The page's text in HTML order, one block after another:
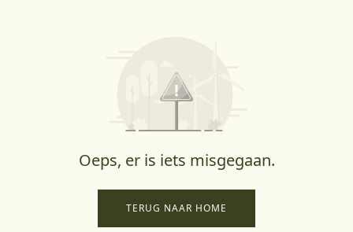
Oeps, er is iets misgegaan.
TERUG NAAR HOME